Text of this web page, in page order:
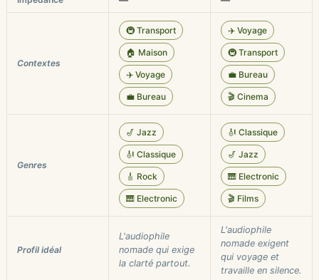
Contextes
🚇 Transport
🏠 Maison
✈️ Voyage
💼 Bureau
✈️ Voyage
🚇 Transport
💼 Bureau
🎬 Cinema
Genres
🎷 Jazz
🎻 Classique
🎸 Rock
🎹 Electronic
🎻 Classique
🎷 Jazz
🎹 Electronic
🎬 Films
Profil idéal
L'audiophile
nomade qui exige
la clarté partout.
L'audiophile
nomade exigent
qui voyage et
travaille en silence.